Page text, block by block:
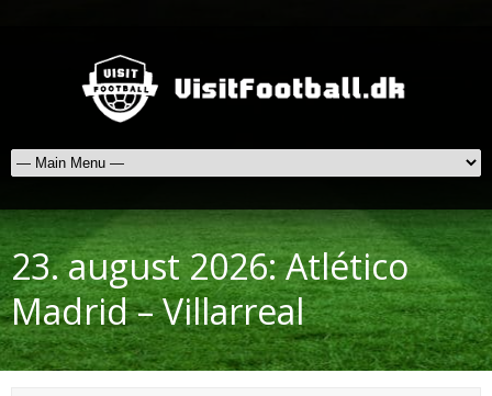
23. august 2026: Atlético
Madrid – Villarreal